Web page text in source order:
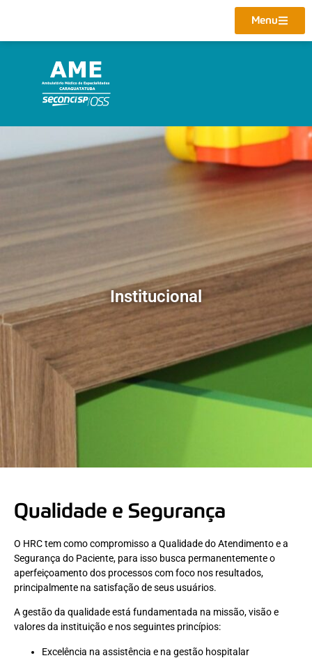
Menu
Institucional
Qualidade e Segurança
O HRC tem como compromisso a Qualidade do Atendimento e a
Segurança do Paciente, para isso busca permanentemente o
aperfeiçoamento dos processos com foco nos resultados,
principalmente na satisfação de seus usuários.
A gestão da qualidade está fundamentada na missão, visão e
valores da instituição e nos seguintes princípios:
Excelência na assistência e na gestão hospitalar